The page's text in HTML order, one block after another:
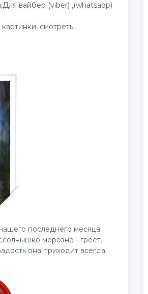
вайбер (viber) ,(whatsapp)
картинки, смотреть,
последнего месяца
морозно - греет.
она приходит всегда